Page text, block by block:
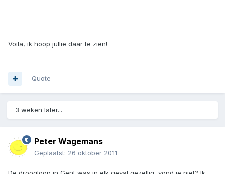
Voila, ik hoop jullie daar te zien!
Quote
3 weken later...
Peter Wagemans
Geplaatst: 26 oktober 2011